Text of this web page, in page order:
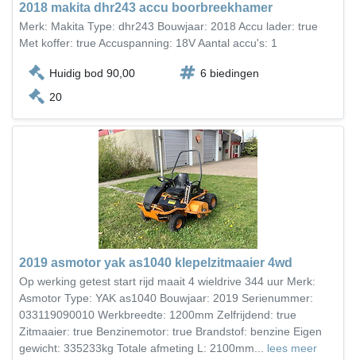
2018 makita dhr243 accu boorbreekhamer
Merk: Makita Type: dhr243 Bouwjaar: 2018 Accu lader: true
Met koffer: true Accuspanning: 18V Aantal accu's: 1
Huidig bod 90,00
6 biedingen
20
2019 asmotor yak as1040 klepelzitmaaier 4wd
Op werking getest start rijd maait 4 wieldrive 344 uur Merk:
Asmotor Type: YAK as1040 Bouwjaar: 2019 Serienummer:
033119090010 Werkbreedte: 1200mm Zelfrijdend: true
Zitmaaier: true Benzinemotor: true Brandstof: benzine Eigen
gewicht: 335233kg Totale afmeting L: 2100mm... lees meer